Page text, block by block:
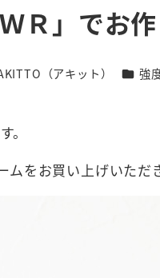
Ｒ」でお
リー（アキット） カテゴ
強
。
をお買い上げいただ